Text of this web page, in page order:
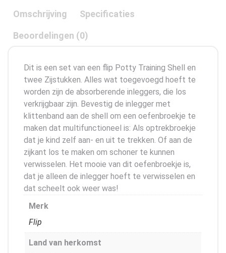
Omschrijving Specificaties
Beoordelingen (0)
Dit is een set van een flip Potty Training Shell en
twee Zijstukken. Alles wat toegevoegd hoeft te
worden zijn de absorberende inleggers, die los
verkrijgbaar zijn. Bevestig de inlegger met
klittenband aan de shell om een oefenbroekje te
maken dat multifunctioneel is: Als optrekbroekje
dat je kind zelf aan- en uit te trekken. Of aan de
zijkant los te maken om schoner te kunnen
verwisselen. Het mooie van dit oefenbroekje is,
dat je alleen de inlegger hoeft te verwisselen en
dat scheelt ook weer was!
Merk
Flip
Land van herkomst